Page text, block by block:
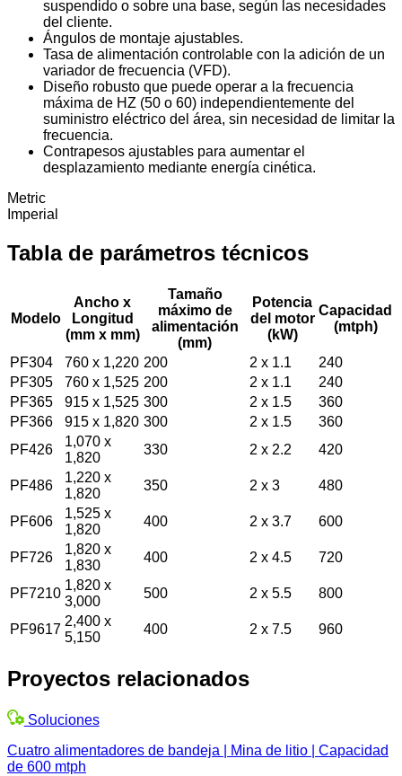
suspendido o sobre una base, según las necesidades
del cliente.
Ángulos de montaje ajustables.
Tasa de alimentación controlable con la adición de un
variador de frecuencia (VFD).
Diseño robusto que puede operar a la frecuencia
máxima de HZ (50 o 60) independientemente del
suministro eléctrico del área, sin necesidad de limitar la
frecuencia.
Contrapesos ajustables para aumentar el
desplazamiento mediante energía cinética.
Metric
Imperial
Tabla de parámetros técnicos
Modelo
Ancho x
Longitud
(mm x mm)
Tamaño
máximo de
alimentación
(mm)
Potencia
del motor
(kW)
Capacidad
(mtph)
PF304 760 x 1,220 200 2 x 1.1
240
PF305
760 x 1,525 200 2 x 1.1
240
PF365
915 x 1,525 300 2 x 1.5
360
PF366
915 x 1,820 300 2 x 1.5
360
PF426
1,070 x
1,820
330 2 x 2.2 420
PF486
1,220 x
1,820
350 2 x 3 480
PF606
1,525 x
1,820
400 2 x 3.7 600
PF726
1,820 x
1,830
400 2 x 4.5 720
PF7210
1,820 x
3,000
500 2 x 5.5 800
PF9617
2,400 x
5,150
400 2 x 7.5 960
Proyectos relacionados
Soluciones
Cuatro alimentadores de bandeja | Mina de litio | Capacidad
de 600 mtph